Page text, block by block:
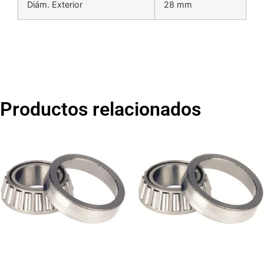
Diám. Exterior 28 mm
Productos relacionados